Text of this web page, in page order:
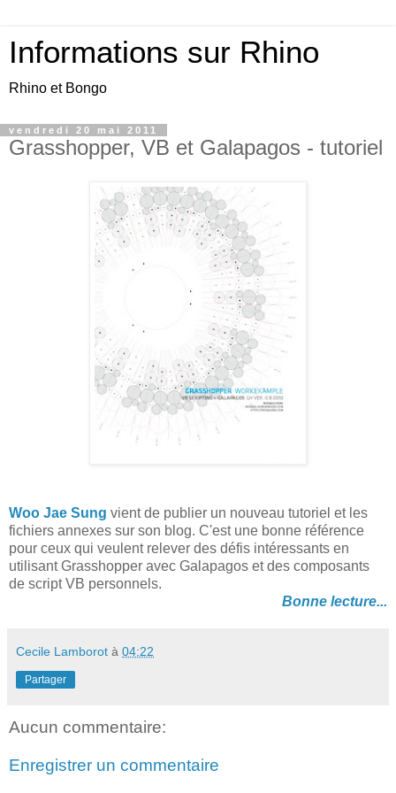
Informations sur Rhino
Rhino et Bongo
vendredi 20 mai 2011
Grasshopper, VB et Galapagos - tutoriel
Woo Jae Sung vient de publier un nouveau tutoriel et les
fichiers annexes sur son blog. C'est une bonne référence
pour ceux qui veulent relever des défis intéressants en
utilisant Grasshopper avec Galapagos et des composants
de script VB personnels.
Bonne lecture...
Cecile Lamborot à 04:22
Partager
Aucun commentaire:
Enregistrer un commentaire